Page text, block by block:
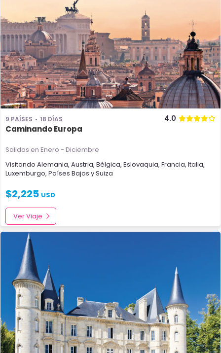
9 PAÍSES 18 DÍAS 4.0
Caminando Europa
Salidas en Enero - Diciembre
Visitando Alemania, Austria, Bélgica, Eslovaquia, Francia, Italia,
Luxemburgo, Países Bajos ySuiza
$2,225 USD
Ver Viaje